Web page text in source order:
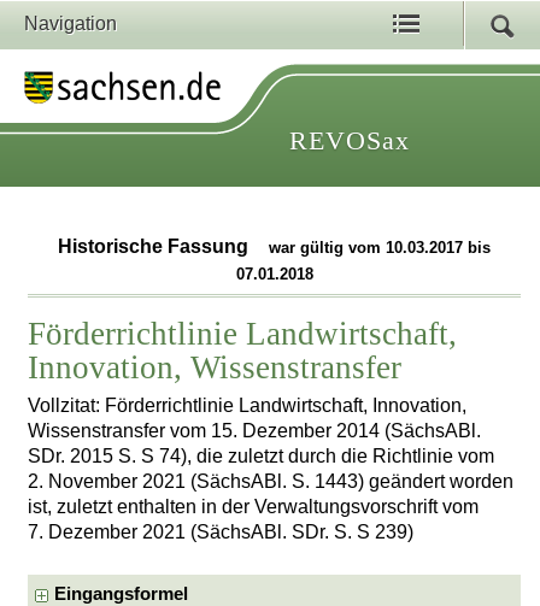
Navigation
REVOSax
Historische Fassung
war gültig vom 10.03.2017 bis
07.01.2018
Förderrichtlinie Landwirtschaft,
Innovation, Wissenstransfer
Vollzitat: Förderrichtlinie Landwirtschaft, Innovation,
Wissenstransfer vom 15. Dezember 2014 (SächsABl.
SDr. 2015 S. S 74), die zuletzt durch die Richtlinie vom
2. November 2021 (SächsABl. S. 1443) geändert worden
ist, zuletzt enthalten in der Verwaltungsvorschrift vom
7. Dezember 2021 (SächsABl. SDr. S. S 239)
Eingangsformel